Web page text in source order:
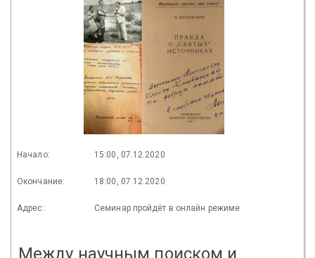
Начало: 15:00, 07.12.2020
Окончание: 18:00, 07.12.2020
Адрес: Семинар пройдёт в онлайн режиме
Между научным поиском и